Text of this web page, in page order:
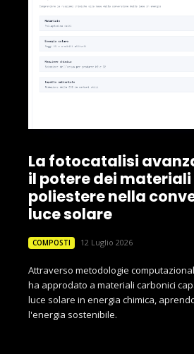
La fotocatalisi
il potere dei materiali
poliestere nella
luce solare
COMPOSTI 12 Luglio 2026
Attraverso metodologie
ha approdato a materiali carbonici
luce solare in energia chimica,
l'energia sostenibile.